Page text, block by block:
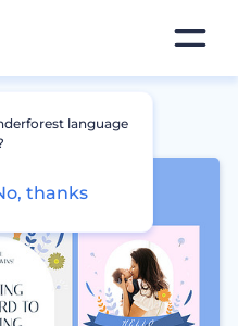
language
thanks